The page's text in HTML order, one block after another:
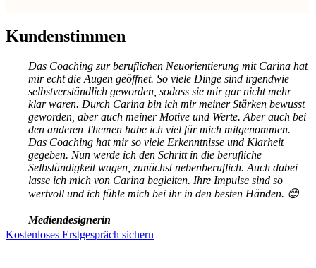
Kundenstimmen
Das Coaching zur beruflichen Neuorientierung mit Carina hat
mir echt die Augen geöffnet. So viele Dinge sind irgendwie
selbstverständlich geworden, sodass sie mir gar nicht mehr
klar waren. Durch Carina bin ich mir meiner Stärken bewusst
geworden, aber auch meiner Motive und Werte. Aber auch bei
den anderen Themen habe ich viel für mich mitgenommen.
Das Coaching hat mir so viele Erkenntnisse und Klarheit
gegeben. Nun werde ich den Schritt in die berufliche
Selbständigkeit wagen, zunächst nebenberuflich. Auch dabei
lasse ich mich von Carina begleiten. Ihre Impulse sind so
wertvoll und ich fühle mich bei ihr in den besten Händen. 😊
Mediendesignerin
Kostenloses Erstgespräch sichern